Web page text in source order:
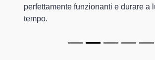
perfettamente funzionanti e durare a
tempo.